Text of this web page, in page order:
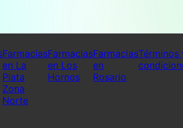
Farmacias
en La
Plata
Zona
Norte
Farmacias
en Los
Hornos
Farmacias
en
Rosario
Términos